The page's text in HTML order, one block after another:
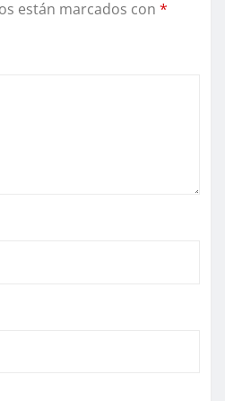
están marcados con *